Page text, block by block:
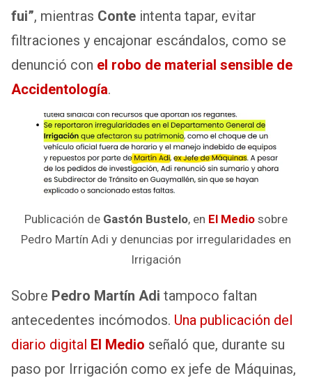
fui”, mientras Conte intenta tapar, evitar
filtraciones y encajonar escándalos, como se
denunció con el robo de material sensible de
Accidentología.
Publicación de Gastón Bustelo, en El Medio sobre
Pedro Martín Adi y denuncias por irregularidades en
Irrigación
Sobre Pedro Martín Adi tampoco faltan
antecedentes incómodos. Una publicación del
diario digital El Medio señaló que, durante su
paso por Irrigación como ex jefe de Máquinas,